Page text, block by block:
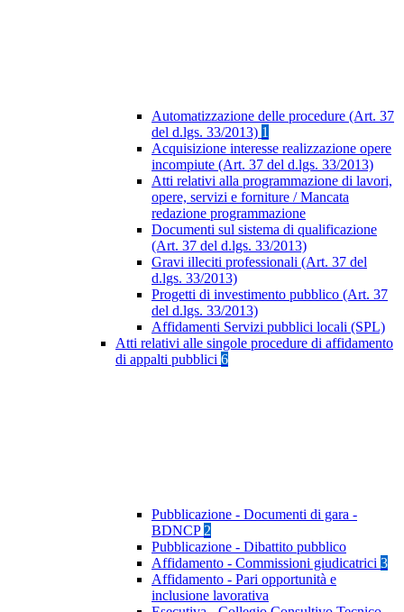
Automatizzazione delle procedure (Art. 37
del d.lgs. 33/2013) 1
Acquisizione interesse realizzazione opere
incompiute (Art. 37 del d.lgs. 33/2013)
Atti relativi alla programmazione di lavori,
opere, servizi e forniture / Mancata
redazione programmazione
Documenti sul sistema di qualificazione
(Art. 37 del d.lgs. 33/2013)
Gravi illeciti professionali (Art. 37 del
d.lgs. 33/2013)
Progetti di investimento pubblico (Art. 37
del d.lgs. 33/2013)
Affidamenti Servizi pubblici locali (SPL)
Atti relativi alle singole procedure di affidamento
di appalti pubblici 6
Pubblicazione - Documenti di gara -
BDNCP 2
Pubblicazione - Dibattito pubblico
Affidamento - Commissioni giudicatrici 3
Affidamento - Pari opportunità e
inclusione lavorativa